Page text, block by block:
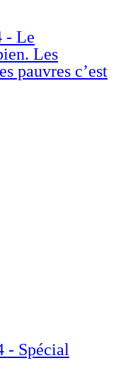
- Le
Les
pauvres c’est
- Spécial